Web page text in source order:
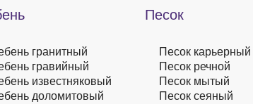
гранитный
гравийный
известняковый
доломитовый
Песок
Песок карьерный
Песок речной
Песок мытый
Песок сеяный